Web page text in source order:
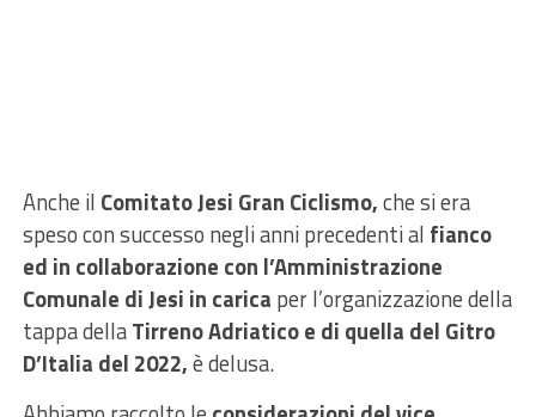
Anche il Comitato Jesi Gran Ciclismo,che si era
speso con successo negli anni precedenti al fianco
ed in collaborazione con l’Amministrazione
Comunale di Jesi in carica per l’organizzazione della
tappa dellaTirreno Adriatico e di quella del Gitro
D’Italia del 2022,è delusa.